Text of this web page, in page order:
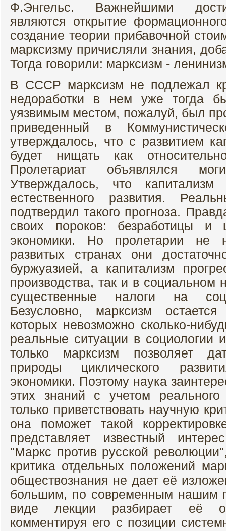
Ф.Энгельс. Важнейшими
являются открытие
создание теории прибавочной
марксизму причисляли знания,
Тогда говорили: марксизм -
В СССР марксизм не подлежал
недоработки в нем уже тогда
уязвимым местом, пожалуй, был
приведенный в
утверждалось, что с развитием
будет нищать как
Пролетариат объявлялся
Утверждалось, что капитализм
естественного развития.
подтвердил такого прогноза.
своих пороков: безработицы и
экономики. Но пролетарии не
развитых странах они
буржуазией, а капитализм
производства, так и в социальном
существенные налоги на
Безусловно, марксизм
которых невозможно сколько-
реальные ситуации в социологии
только марксизм позволяет
природы циклического
экономики. Поэтому наука
этих знаний с учетом
только приветствовать научную
она поможет такой
представляет известный
"Маркс против русской
критика отдельных положений
обществознания не дает её
большим, по современным нашим
виде лекции разбирает её
комментируя его с позиции